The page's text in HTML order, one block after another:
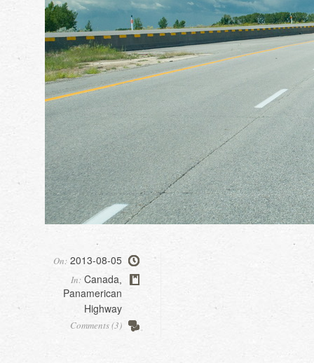
On: 2013-08-05
In: Canada
Panamerican
Highway
Comments (3)